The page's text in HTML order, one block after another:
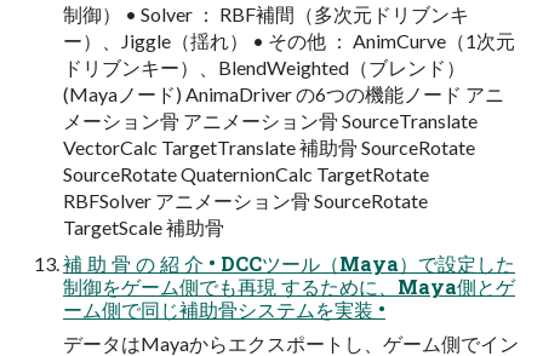
制御） • Solver ： RBF補間（多次元ドリブンキ
ー）、Jiggle（揺れ） • その他 ： AnimCurve（1次元
ドリブンキー）、BlendWeighted（ブレンド）
(Mayaノード) AnimaDriver の6つの機能ノード アニ
メーション骨 アニメーション骨 SourceTranslate
VectorCalc TargetTranslate 補助骨 SourceRotate
SourceRotate QuaternionCalc TargetRotate
RBFSolver アニメーション骨 SourceRotate
TargetScale 補助骨
補 助 骨 の 紹 介 • DCCツール（Maya）で設定した
制御をゲーム側でも再現 するために、Maya側とゲ
ーム側で同じ補助骨システムを実装 •
データはMayaからエクスポートし、ゲーム側でイン